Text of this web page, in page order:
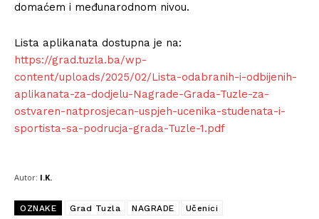
domaćem i međunarodnom nivou.
Lista aplikanata dostupna je na:
https://grad.tuzla.ba/wp-
content/uploads/2025/02/Lista-odabranih-i-odbijenih-
aplikanata-za-dodjelu-Nagrade-Grada-Tuzle-za-
ostvaren-natprosjecan-uspjeh-ucenika-studenata-i-
sportista-sa-podrucja-grada-Tuzle-1.pdf
Autor: I.K.
OZNAKE Grad Tuzla NAGRADE Učenici